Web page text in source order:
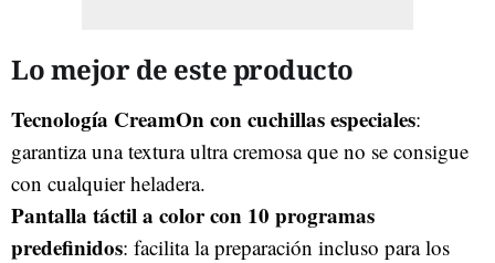
Lo mejor de este producto
Tecnología CreamOn con cuchillas especiales:
garantiza una textura ultra cremosa que no se consigue
con cualquier heladera.
Pantalla táctil a color con 10 programas
predefinidos: facilita la preparación incluso para los